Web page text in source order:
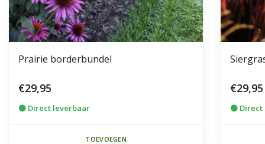
Prairie borderbundel
€29,95
🟢 Direct leverbaar
TOEVOEGEN
€29,95
🟢